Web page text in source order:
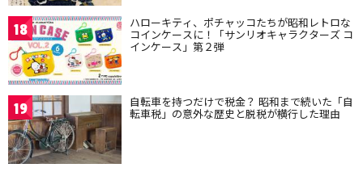
18 ハローキティ、ポチャッコたちが昭和レトロな
コインケースに！「サンリオキャラクターズ コ
インケース」第２弾
19 自転車を持つだけで税金？ 昭和まで続いた「自
転車税」の意外な歴史と脱税が横行した理由